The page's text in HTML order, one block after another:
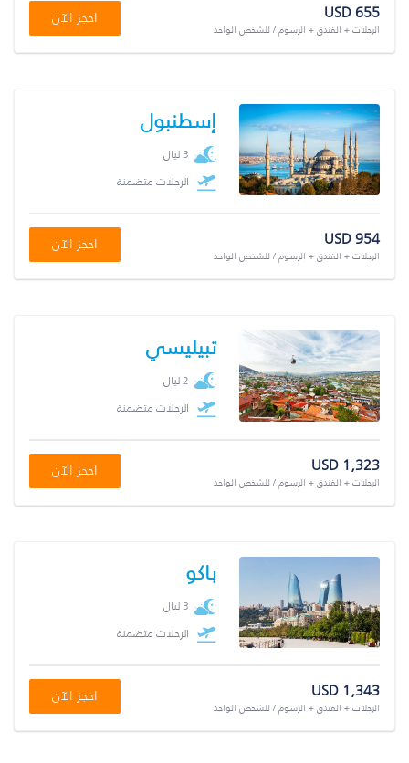
USD 655
الرحلات + الفندق + الرسوم / للشخص الواحد
احجز الآن
إسطنبول
3 ليال
الرحلات متضمنة
USD 954
الرحلات + الفندق + الرسوم / للشخص الواحد
احجز الآن
تبيليسي
2 ليال
الرحلات متضمنة
USD 1,323
الرحلات + الفندق + الرسوم / للشخص الواحد
احجز الآن
باكو
3 ليال
الرحلات متضمنة
USD 1,343
الرحلات + الفندق + الرسوم / للشخص الواحد
احجز الآن